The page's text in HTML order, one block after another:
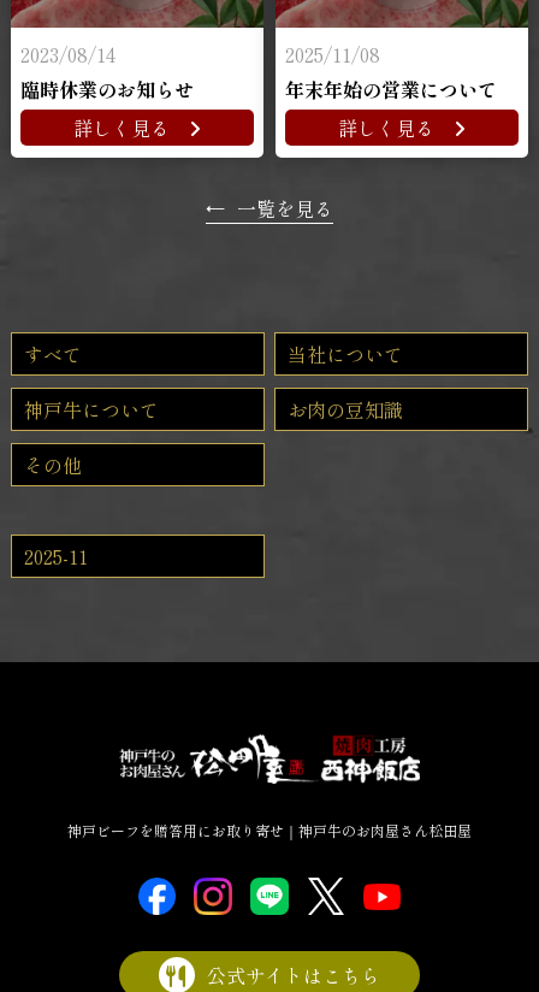
2023/08/14
臨時休業のお知らせ
詳しく見る
2025/11/08
年末年始の営業について
詳しく見る
← 一覧を見る
すべて
当社について
神戸牛について
お肉の豆知識
その他
2025-11
神戸ビーフを贈答用にお取り寄せ｜神戸牛のお肉屋さん松田屋
公式サイトはこちら